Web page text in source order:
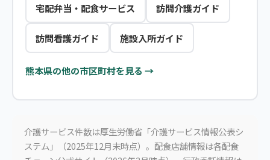
宅配弁当・配食サービス 訪問介護ガイド
訪問看護ガイド 施設入所ガイド
熊本県の他の市区町村を見る →
介護サービス件数は厚生労働省「介護サービス情報公表シ
ステム」（2025年12月末時点）。配食店舗情報は各配食